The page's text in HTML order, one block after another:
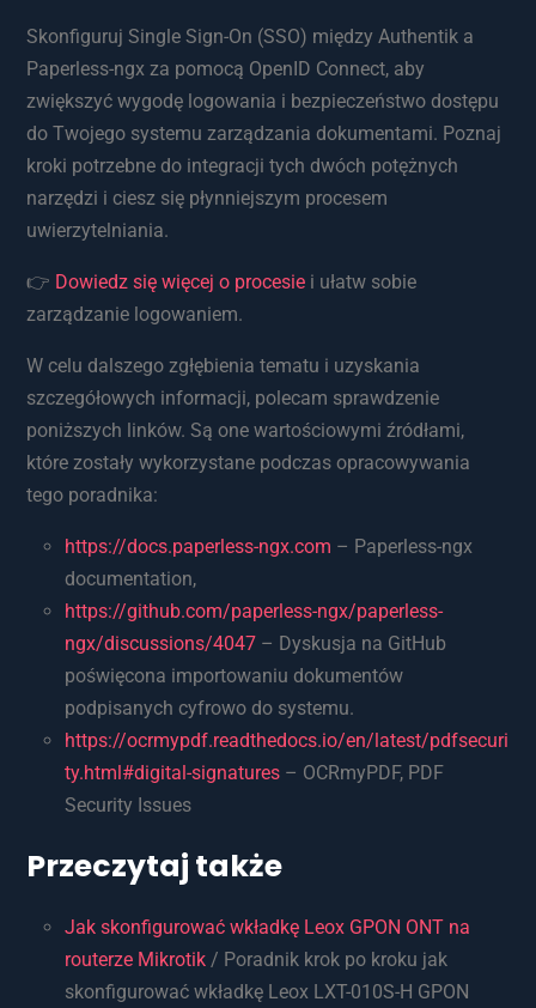
Skonfiguruj Single Sign-On (SSO) między Authentik a
Paperless-ngx za pomocą OpenID Connect, aby
zwiększyć wygodę logowania i bezpieczeństwo dostępu
do Twojego systemu zarządzania dokumentami. Poznaj
kroki potrzebne do integracji tych dwóch potężnych
narzędzi i ciesz się płynniejszym procesem
uwierzytelniania.
👉 Dowiedz się więcej o procesie i ułatw sobie
zarządzanie logowaniem.
W celu dalszego zgłębienia tematu i uzyskania
szczegółowych informacji, polecam sprawdzenie
poniższych linków. Są one wartościowymi źródłami,
które zostały wykorzystane podczas opracowywania
tego poradnika:
https://docs.paperless-ngx.com – Paperless-ngx
documentation,
https://github.com/paperless-ngx/paperless-
ngx/discussions/4047 – Dyskusja na GitHub
poświęcona importowaniu dokumentów
podpisanych cyfrowo do systemu.
https://ocrmypdf.readthedocs.io/en/latest/pdfsecuri
ty.html#digital-signatures – OCRmyPDF, PDF
Security Issues
Przeczytaj także
Jak skonfigurować wkładkę Leox GPON ONT na
routerze Mikrotik / Poradnik krok po kroku jak
skonfigurować wkładkę Leox LXT-010S-H GPON